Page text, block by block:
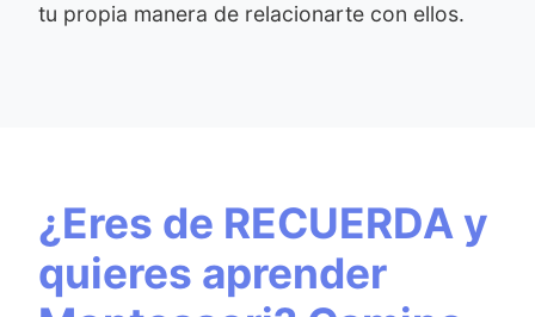
tu propia manera de relacionarte con ellos.
¿Eres de RECUERDA y
quieres aprender